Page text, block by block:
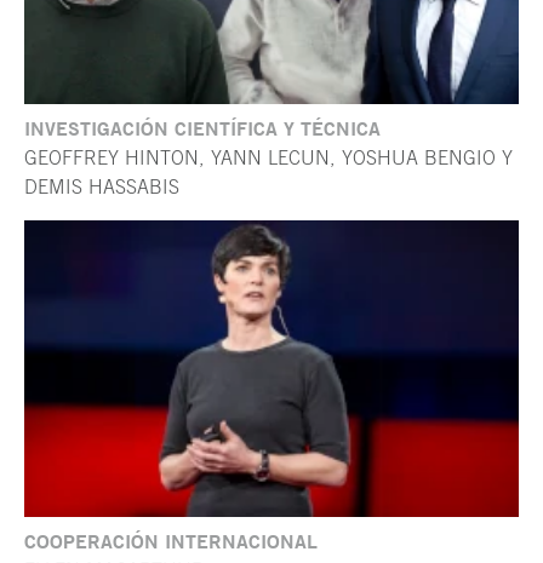
INVESTIGACIÓN CIENTÍFICA Y TÉCNICA
GEOFFREY HINTON, YANN LECUN, YOSHUA BENGIO Y
DEMIS HASSABIS
COOPERACIÓN INTERNACIONAL